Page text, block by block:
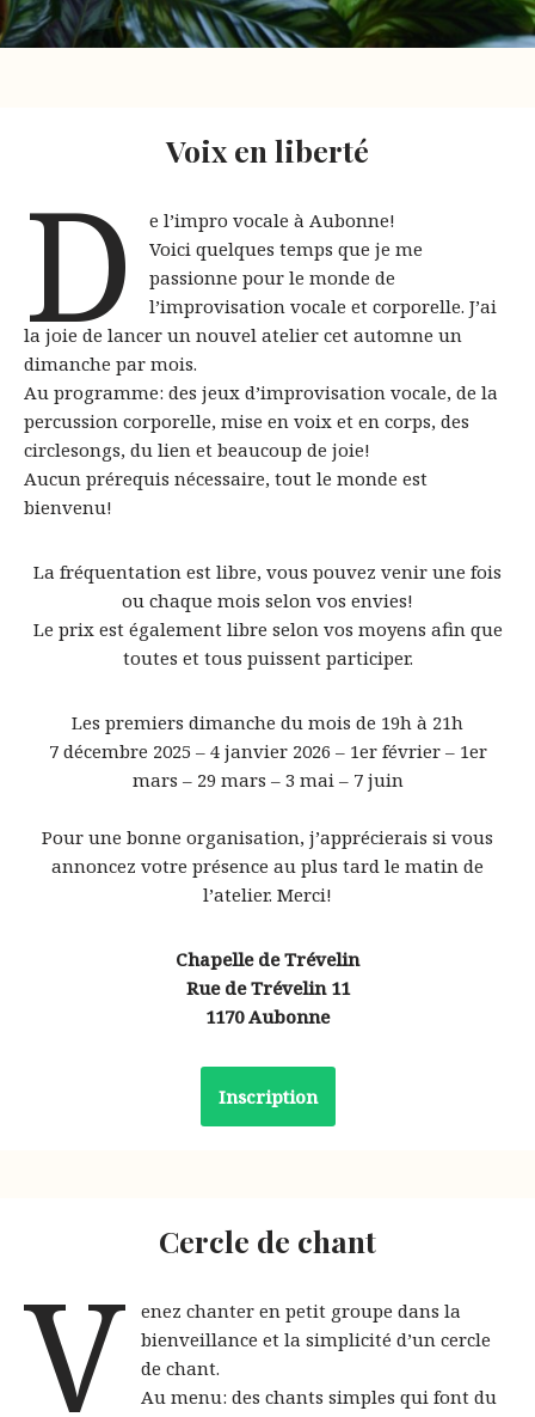
Voix en liberté
D
e l’impro vocale à Aubonne!
Voici quelques temps que je me
passionne pour le monde de
l’improvisation vocale et corporelle. J’ai
la joie de lancer un nouvel atelier cet automne un
dimanche par mois.
Au programme: des jeux d’improvisation vocale, de la
percussion corporelle, mise en voix et en corps, des
circlesongs, du lien et beaucoup de joie!
Aucun prérequis nécessaire, tout le monde est
bienvenu!
La fréquentation est libre, vous pouvez venir une fois
ou chaque mois selon vos envies!
Le prix est également libre selon vos moyens afin que
toutes et tous puissent participer.
Les premiers dimanche du mois de 19h à 21h
7 décembre 2025 – 4 janvier 2026 – 1er février – 1er
mars – 29 mars – 3 mai – 7 juin
Pour une bonne organisation, j’apprécierais si vous
annoncez votre présence au plus tard le matin de
l’atelier. Merci!
Chapelle de Trévelin
Rue de Trévelin 11
1170 Aubonne
Inscription
Cercle de chant
V
enez chanter en petit groupe dans la
bienveillance et la simplicité d’un cercle
de chant.
Au menu: des chants simples qui font du